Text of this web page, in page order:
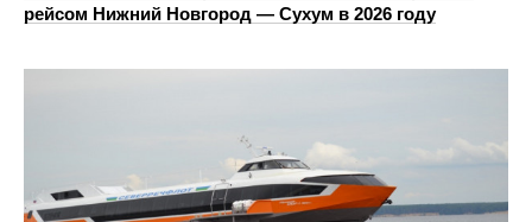
рейсом Нижний Новгород — Сухум в 2026 году